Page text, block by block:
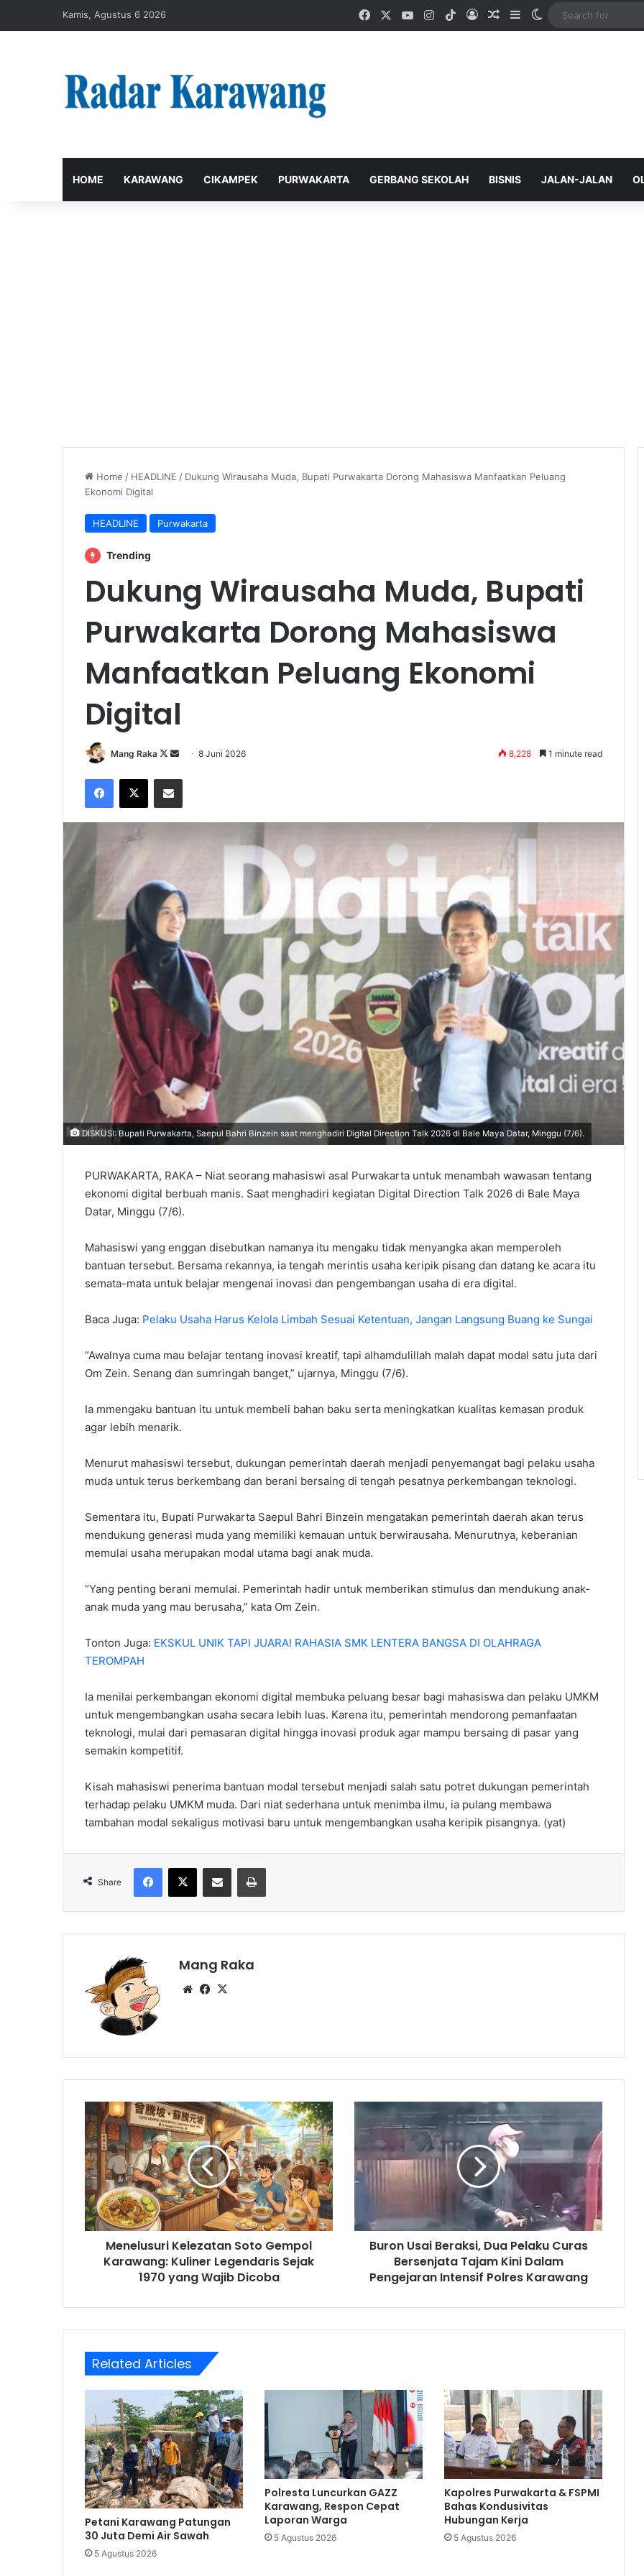
Kamis, Agustus 6 2026 FacebookYouTubeInstagram
TikTokLog InRandom Article
SidebarSwitch skin
HOME KARAWANG CIKAMPEK PURWAKARTA GERBANG SEKOLAH BISNIS JALAN-JALAN
Home / HEADLINE / Dukung Wirausaha Muda, Bupati Purwakarta Dorong Mahasiswa Manfaatkan Peluang
Ekonomi Digital
HEADLINE Purwakarta
Trending
Dukung Wirausaha Muda, Bupati
Purwakarta Dorong Mahasiswa
Manfaatkan Peluang Ekonomi
Digital
Mang Raka
Follow
X
Send8 Juni 2026 8,228 1 minute read
Facebook
X Share via Email
‎DISKUSI: Bupati Purwakarta, Saepul Bahri Binzein saat menghadiri Digital Direction Talk 2026 di Bale Maya Datar, Minggu (7/6).
PURWAKARTA, RAKA – Niat seorang mahasiswi asal Purwakarta untuk menambah wawasan tentang
ekonomi digital berbuah manis. Saat menghadiri kegiatan Digital Direction Talk 2026 di Bale Maya
Datar, Minggu (7/6).
Mahasiswi yang enggan disebutkan namanya itu mengaku tidak menyangka akan memperoleh
bantuan tersebut. Bersama rekannya, ia tengah merintis usaha keripik pisang dan datang ke acara itu
semata-mata untuk belajar mengenai inovasi dan pengembangan usaha di era digital.
Baca Juga: Pelaku Usaha Harus Kelola Limbah Sesuai Ketentuan, Jangan Langsung Buang ke Sungai
“Awalnya cuma mau belajar tentang inovasi kreatif, tapi alhamdulillah malah dapat modal satu juta dari
Om Zein. Senang dan sumringah banget,” ujarnya, Minggu (7/6).
Ia mmengaku bantuan itu untuk membeli bahan baku serta meningkatkan kualitas kemasan produk
agar lebih menarik.
Menurut mahasiswi tersebut, dukungan pemerintah daerah menjadi penyemangat bagi pelaku usaha
muda untuk terus berkembang dan berani bersaing di tengah pesatnya perkembangan teknologi.
Sementara itu, Bupati Purwakarta Saepul Bahri Binzein mengatakan pemerintah daerah akan terus
mendukung generasi muda yang memiliki kemauan untuk berwirausaha. Menurutnya, keberanian
memulai usaha merupakan modal utama bagi anak muda.
“Yang penting berani memulai. Pemerintah hadir untuk memberikan stimulus dan mendukung anak-
anak muda yang mau berusaha,” kata Om Zein.
Tonton Juga: EKSKUL UNIK TAPI JUARA! RAHASIA SMK LENTERA BANGSA DI OLAHRAGA
TEROMPAH
Ia menilai perkembangan ekonomi digital membuka peluang besar bagi mahasiswa dan pelaku UMKM
untuk mengembangkan usaha secara lebih luas. Karena itu, pemerintah mendorong pemanfaatan
teknologi, mulai dari pemasaran digital hingga inovasi produk agar mampu bersaing di pasar yang
semakin kompetitif.
Kisah mahasiswi penerima bantuan modal tersebut menjadi salah satu potret dukungan pemerintah
terhadap pelaku UMKM muda. Dari niat sederhana untuk menimba ilmu, ia pulang membawa
tambahan modal sekaligus motivasi baru untuk mengembangkan usaha keripik pisangnya. (yat)
Share
Facebook
X Share via Email Print
Mang Raka
WebsiteFacebook
Menelusuri
Kelezatan
Soto
Gempol
Karawang:
Kuliner
Legendaris
Sejak
1970
Wajib
Menelusuri Kelezatan Soto Gempol
Karawang: Kuliner Legendaris Sejak
1970 yang Wajib Dicoba
Buron
Beraksi,
Dua
Pelaku
Curas
Bersenjata
Kini
Dalam
Pengejaran
Intensif
Karawang
Buron Usai Beraksi, Dua Pelaku Curas
Bersenjata Tajam Kini Dalam
Pengejaran Intensif Polres Karawang
Related Articles
Petani Karawang Patungan
30 Juta Demi Air Sawah
5 Agustus 2026
Polresta Luncurkan GAZZ
Karawang, Respon Cepat
Laporan Warga
5 Agustus 2026
Kapolres Purwakarta & FSPMI
Bahas Kondusivitas
Hubungan Kerja
5 Agustus 2026